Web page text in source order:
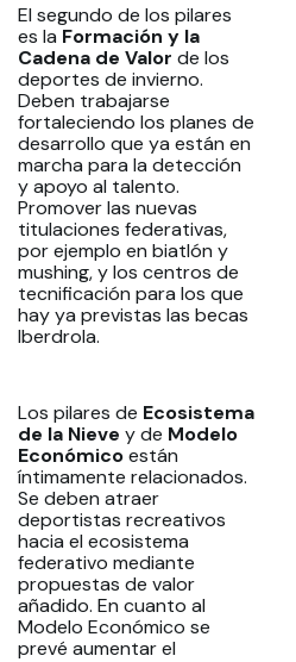
El segundo de los pilares
es la Formación y la
Cadena de Valor de los
deportes de invierno.
Deben trabajarse
fortaleciendo los planes de
desarrollo que ya están en
marcha para la detección
y apoyo al talento.
Promover las nuevas
titulaciones federativas,
por ejemplo en biatlón y
mushing, y los centros de
tecnificación para los que
hay ya previstas las becas
Iberdrola.
Los pilares de Ecosistema
de la Nieve y de Modelo
Económicoestán
íntimamente relacionados.
Se deben atraer
deportistas recreativos
hacia el ecosistema
federativo mediante
propuestas de valor
añadido. En cuanto al
Modelo Económico se
prevé aumentar el